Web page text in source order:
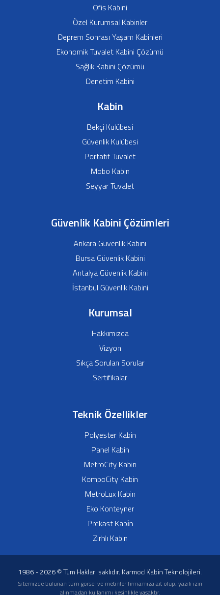
Ofis Kabini
Özel Kurumsal Kabinler
Deprem Sonrası Yaşam Kabinleri
Ekonomik Tuvalet Kabini Çözümü
Sağlık Kabini Çözümü
Denetim Kabini
Kabin
Bekçi Kulübesi
Güvenlik Kulübesi
Portatif Tuvalet
Mobo Kabin
Seyyar Tuvalet
Güvenlik Kabini Çözümleri
Ankara Güvenlik Kabini
Bursa Güvenlik Kabini
Antalya Güvenlik Kabini
İstanbul Güvenlik Kabini
Kurumsal
Hakkımızda
Vizyon
Sıkça Sorulan Sorular
Sertifikalar
Teknik Özellikler
Polyester Kabin
Panel Kabin
MetroCity Kabin
KompoCity Kabin
MetroLux Kabin
Eko Konteyner
Prekast Kabi̇n
Zırhlı Kabin
1986 - 2026 © Tüm Hakları saklıdır. Karmod Kabin Teknolojileri.
Sitemizde bulunan tüm görsel ve metinler firmamıza ait olup, yazılı izin
alınmadan kullanımı kesinlikle yasaktır.